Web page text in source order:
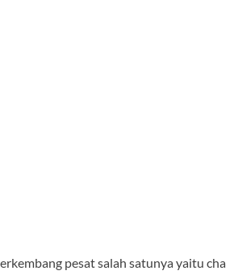
pesat salah satunya yaitu cha